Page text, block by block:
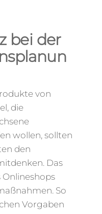
bei der
von
die
wollen, sollten
den
Das
So
Vorgaben